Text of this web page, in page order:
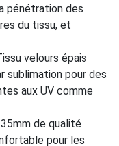
pénétration des
du tissu, et
velours épais
sublimation pour des
aux UV comme
de qualité
pour les